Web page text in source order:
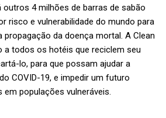
4 milhões de barras de sabão
risco e vulnerabilidade do mundo para
propagação da doença mortal. A Clean
a todos os hotéis que reciclem seu
lo, para que possam ajudar a
COVID-19, e impedir um futuro
populações vulneráveis.